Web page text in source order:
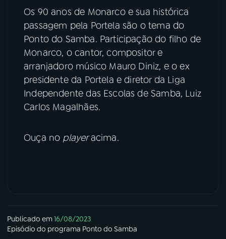
07ÚLTIMAS
FESTIVAL DE MÚSICA
ACOMPANHE A RÁDIO NACIONAL
Instagram
Os 90 anos de Monarco e sua histórica
passagem pela Portela são o tema do
Ponto do Samba. Participação do filho de
Monarco, o cantor, compositor e
arranjadoro músico Mauro Diniz, e o ex
presidente da Portela e diretor da Liga
Independente das Escolas de Samba, Luiz
Carlos Magalhães.
Ouça no playeracima.
Publicado em16/08/2023
Episódio do programa Ponto do Samba